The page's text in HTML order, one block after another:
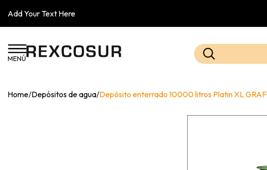
Add Your Text Here
Home/Depósitos de agua/Depósito enterrado 10000 litros Platin XL GRAF